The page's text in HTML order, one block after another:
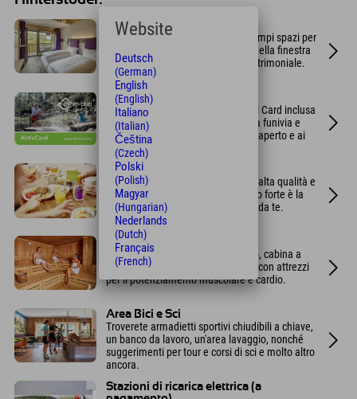
Progettare le stanze
Camere dal design moderno con ampi spazi per
riporre le cose, cassaforte, panca nella finestra
panoramica e un comodo letto matrimoniale.
Carta attiva Pyhrn-Priel
Da maggio a ottobre, la Pyhrn-Priel Card inclusa
vi dà diritto all'utilizzo gratuito della funivia e
all'ingresso gratuito alle piscine all'aperto e ai
musei.
Colazione a buffet
Scegliete tra 70 prodotti freschi, di alta qualità e
prevalentemente regionali. Il pezzo forte è la
postazione per friggere le uova fai da te.
Centro benessere sportivo
Con sauna finlandese, bagno turco, cabina a
infrarossi, sala relax e area fitness con attrezzi
per il potenziamento muscolare e cardio.
Area Bici e Sci
Troverete armadietti sportivi chiudibili a chiave,
un banco da lavoro, un'area lavaggio, nonché
suggerimenti per tour e corsi di sci e molto altro
ancora.
Stazioni di ricarica elettrica (a
Website
Deutsch
(German)
English
(English)
Italiano
(Italian)
Čeština
(Czech)
Polski
(Polish)
Magyar
(Hungarian)
Nederlands
(Dutch)
Français
(French)